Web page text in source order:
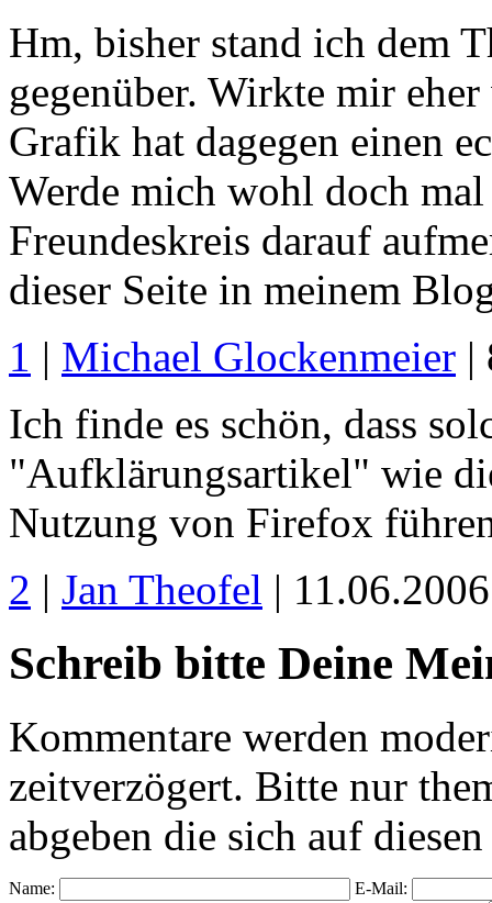
Hm, bisher stand ich dem
gegenüber. Wirkte mir
Grafik hat dagegen einen
Werde mich wohl doch
Freundeskreis darauf
dieser Seite in meinem
1 | Michael Glockenmeier |
Ich finde es schön, dass
"Aufklärungsartikel" wie
Nutzung von Firefox
2 | Jan Theofel |
Schreib bitte Deine
Kommentare werden
zeitverzögert. Bitte nur
abgeben die sich auf
Name: E-Mail: